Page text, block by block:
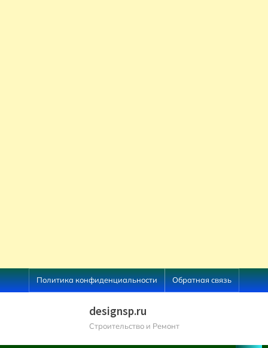
Skip
to
Политика конфиденциальности Обратная связь
designsp.ru
Строительство и Ремонт